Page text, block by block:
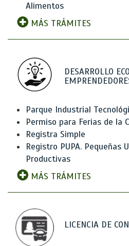
Alimentos
MÁS TRÁMITES
DESARROLLO
Parque Industrial
Permiso para Ferias de la
Registra Simple
Registro PUPA. Pequeñas
Productivas
MÁS TRÁMITES
LICENCIA DE